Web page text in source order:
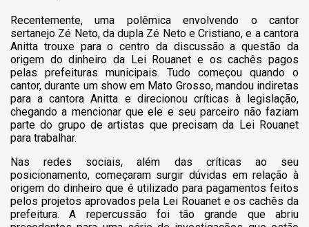
Recentemente, uma polêmica envolvendo o cantor
sertanejo Zé Neto, da dupla Zé Neto e Cristiano, e a cantora
Anitta trouxe para o centro da discussão a questão da
origem do dinheiro da Lei Rouanet e os cachês pagos
pelas prefeituras municipais. Tudo começou quando o
cantor, durante um show em Mato Grosso, mandou indiretas
para a cantora Anitta e direcionou críticas à legislação,
chegando a mencionar que ele e seu parceiro não faziam
parte do grupo de artistas que precisam da Lei Rouanet
para trabalhar.
Nas redes sociais, além das críticas ao seu
posicionamento, começaram surgir dúvidas em relação à
origem do dinheiro que é utilizado para pagamentos feitos
pelos projetos aprovados pela Lei Rouanet e os cachês da
prefeitura. A repercussão foi tão grande que abriu